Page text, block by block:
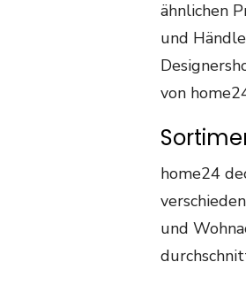
ähnlichen
und
von
home24
und